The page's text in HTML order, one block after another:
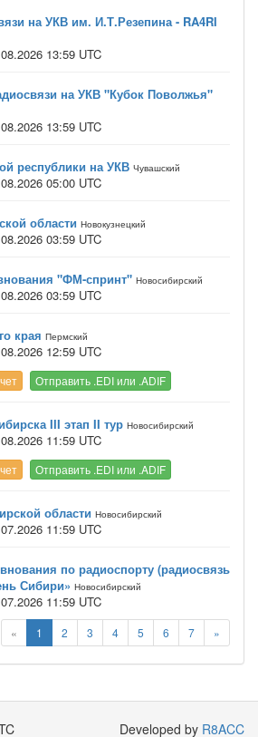
на УКВ им. И.Т.Резепина - RA4RI
13:59 UTC
на УКВ "Кубок Поволжья"
13:59 UTC
республики на УКВ Чувашский
05:00 UTC
области Новокузнецкий
03:59 UTC
"ФМ-спринт" Новосибирский
03:59 UTC
края Пермский
12:59 UTC
Отправить .EDI или .ADIF
III этап II тур Новосибирский
11:59 UTC
Отправить .EDI или .ADIF
области Новосибирский
11:59 UTC
по радиоспорту (радиосвязь
Сибири» Новосибирский
11:59 UTC
« 1 2 3 4 5 6 7 »
Developed by R8ACC